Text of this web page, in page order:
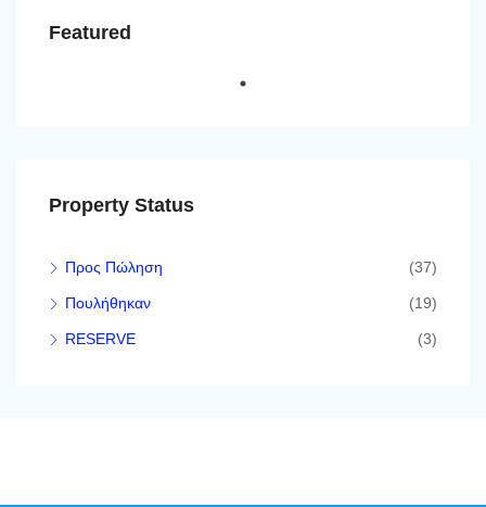
Featured
Property Status
Προς Πώληση (37)
Πουλήθηκαν (19)
RESERVE (3)